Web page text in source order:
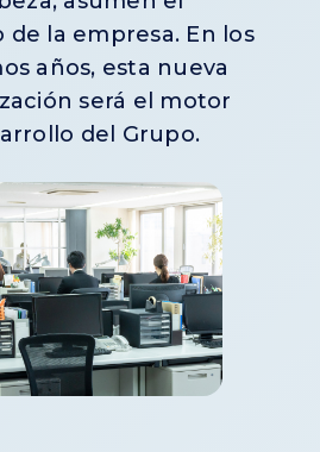
de la empresa. En los
años, esta nueva
será el motor
del Grupo.